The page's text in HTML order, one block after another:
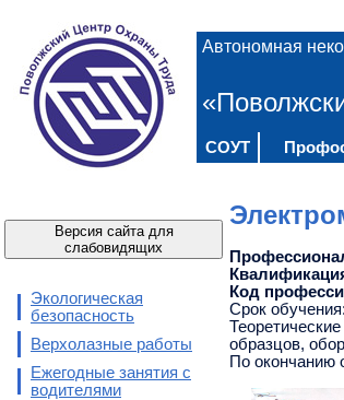
Автономная
СОУТ
Версия сайта для
слабовидящих
Экологическая
безопасность
Верхолазные работы
Ежегодные занятия с
водителями
Код
Срок
образцов,
По окончанию